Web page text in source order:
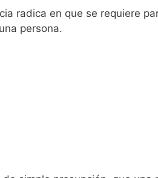
radica en que se requiere
persona.